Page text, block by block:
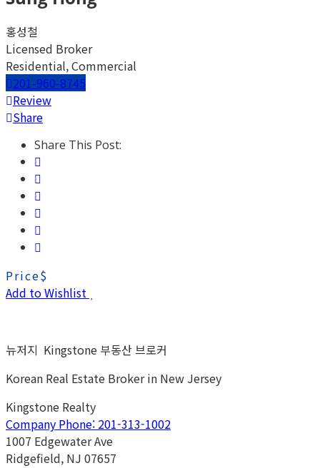
홍성철
Licensed Broker
Residential, Commercial
201-960-8745
Review
Share
Share This Post:
Price$
Add to Wishlist
뉴저지 Kingstone 부동산 브로커
Korean Real Estate Broker in New Jersey
Kingstone Realty
Company Phone: 201-313-1002
1007 Edgewater Ave
Ridgefield, NJ 07657